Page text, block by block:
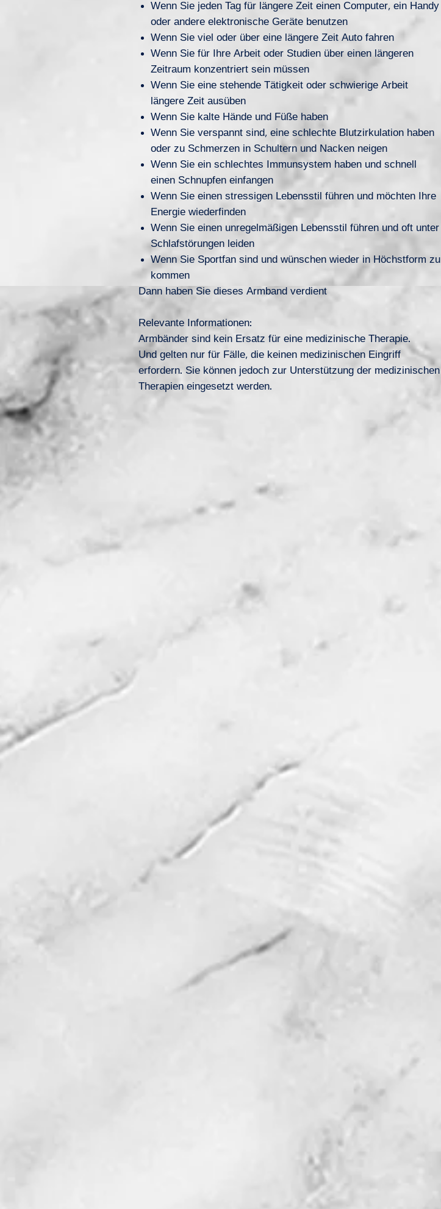
Wenn Sie jeden Tag für längere Zeit einen Computer, ein Handy
oder andere elektronische Geräte benutzen
Wenn Sie viel oder über eine längere Zeit Auto fahren
Wenn Sie für Ihre Arbeit oder Studien über einen längeren
Zeitraum konzentriert sein müssen
Wenn Sie eine stehende Tätigkeit oder schwierige Arbeit
längere Zeit ausüben
Wenn Sie kalte Hände und Füße haben
Wenn Sie verspannt sind, eine schlechte Blutzirkulation haben
oder zu Schmerzen in Schultern und Nacken neigen
Wenn Sie ein schlechtes Immunsystem haben und schnell
einen Schnupfen einfangen
Wenn Sie einen stressigen Lebensstil führen und möchten Ihre
Energie wiederfinden
Wenn Sie einen unregelmäßigen Lebensstil führen und oft unter
Schlafstörungen leiden
Wenn Sie Sportfan sind und wünschen wieder in Höchstform zu
kommen
Dann haben Sie dieses Armband verdient
Relevante Informationen:
Armbänder sind kein Ersatz für eine medizinische Therapie.
Und gelten nur für Fälle, die keinen medizinischen Eingriff
erfordern. Sie können jedoch zur Unterstützung der medizinischen
Therapien eingesetzt werden.